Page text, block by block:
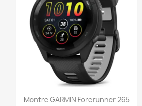
Vorschau
Montre GARMIN Forerunner 265